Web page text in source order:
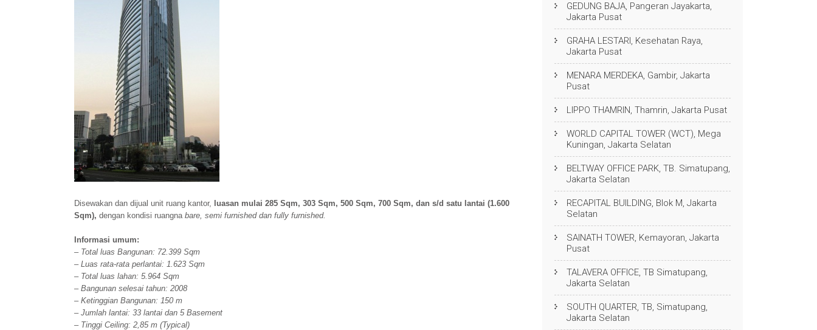
Disewakan dan dijual unit ruang kantor, luasan mulai 285 Sqm, 303 Sqm, 500 Sqm, 700 Sqm, dan s/d satu lantai (1.600
Sqm), dengan kondisi ruangna bare, semi furnished dan fully furnished.
Informasi umum:
– Total luas Bangunan: 72.399 Sqm
– Luas rata-rata perlantai: 1.623 Sqm
– Total luas lahan: 5.964 Sqm
– Bangunan selesai tahun: 2008
– Ketinggian Bangunan: 150 m
– Jumlah lantai: 33 lantai dan 5 Basement
– Tinggi Ceiling: 2,85 m (Typical)
GEDUNG BAJA, Pangeran Jayakarta,
Jakarta Pusat
GRAHA LESTARI, Kesehatan Raya,
Jakarta Pusat
MENARA MERDEKA, Gambir, Jakarta
Pusat
LIPPO THAMRIN, Thamrin, Jakarta Pusat
WORLD CAPITAL TOWER (WCT), Mega
Kuningan, Jakarta Selatan
BELTWAY OFFICE PARK, TB. Simatupang,
Jakarta Selatan
RECAPITAL BUILDING, Blok M, Jakarta
Selatan
SAINATH TOWER, Kemayoran, Jakarta
Pusat
TALAVERA OFFICE, TB Simatupang,
Jakarta Selatan
SOUTH QUARTER, TB, Simatupang,
Jakarta Selatan